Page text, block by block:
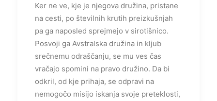
Ker ne ve, kje je njegova družina, pristane
na cesti, po številnih krutih preizkušnjah
pa ga naposled sprejmejo v sirotišnico.
Posvoji ga Avstralska družina in kljub
srečnemu odraščanju, se mu ves čas
vračajo spomini na pravo družino. Da bi
odkril, od kje prihaja, se odpravi na
nemogočo misijo iskanja svoje preteklosti,